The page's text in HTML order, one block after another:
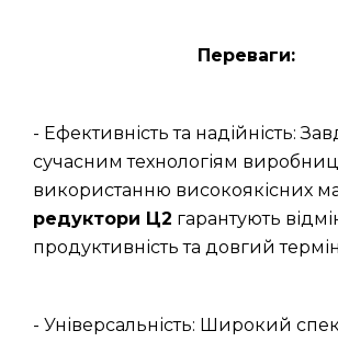
Переваги:
- Ефективність та надійність:
сучасним технологіям
використанню високоякісних
редуктори Ц2 гарантують
продуктивність та довгий
- Універсальність: Широкий